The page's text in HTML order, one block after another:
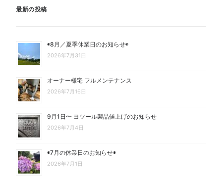
最新の投稿
◉8月／夏季休業日のお知らせ◉
2026年7月31日
オーナー様宅 フルメンテナンス
2026年7月16日
9月1日〜 ヨツール製品値上げのお知らせ
2026年7月4日
◉7月の休業日のお知らせ◉
2026年7月1日